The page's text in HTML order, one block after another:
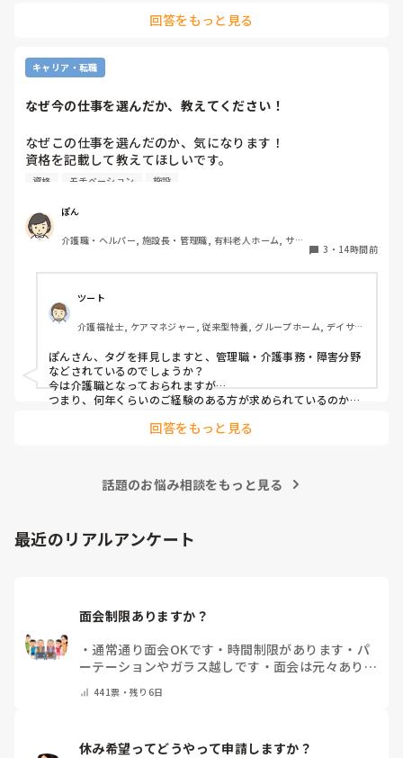
回答をもっと見る
キャリア・転職
なぜ今の仕事を選んだか、教えてください！
なぜこの仕事を選んだのか、気になります！
資格を記載して教えてほしいです。
帰省して中学の同級生と地元でご飯した時に、その人が介護
の仕事をしていると聞いて、その時はあまり興味もてず、聞
しかしUターン転職活動中にたまたま街でその人と会って、
流れでカフェで話して、
施設見学だけでも行ってみたら、実際に現場を見て素敵だと
思って決めました。
資格 モチベーション 施設
ぽん
介護職・ヘルパー, 施設長・管理職, 有料老人ホーム, サー
3 ・ 14時間前
ツート
介護福祉士, ケアマネジャー, 従来型特養, グループホーム, デイサー
ぽんさん、タグを拝見しますと、管理職・介護事務・障害分野
などされているのでしょうか？
今は介護職となっておられますが…
つまり、何年くらいのご経験のある方が求められているのか、
でも、せっかくのご質問、汎用的に普通に私の実際をお応えさ
事をしたい」と思ったから、ですね。本当は、なぜだからと言
て頂きました。
同じ仲間として、その疑問もよーく分かるところでしたの
回答をもっと見る
話題のお悩み相談をもっと見る
最近のリアルアンケート
面会制限ありますか？
・ 通常通り面会OKです ・ 時間制限があります ・ パ
ーテーションやガラス越しです ・ 面会は元々ありま
441票・残り6日
休み希望ってどうやって申請しますか？